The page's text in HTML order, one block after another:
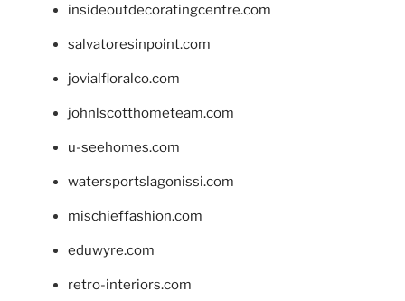
insideoutdecoratingcentre.com
salvatoresinpoint.com
jovialfloralco.com
johnlscotthometeam.com
u-seehomes.com
watersportslagonissi.com
mischieffashion.com
eduwyre.com
retro-interiors.com